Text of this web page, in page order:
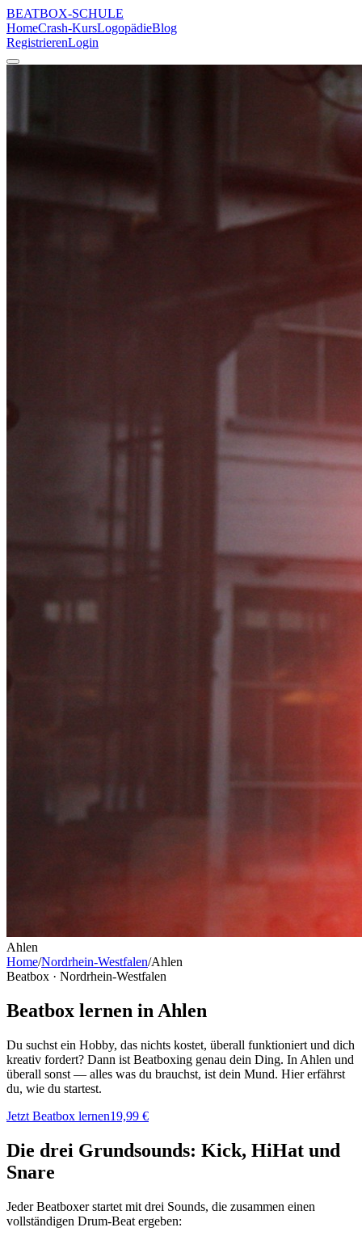
BEATBOX-SCHULE
HomeCrash-KursLogopädieBlog
RegistrierenLogin
Ahlen
Home/Nordrhein-Westfalen/Ahlen
Beatbox · Nordrhein-Westfalen
Beatbox lernen in Ahlen
Du suchst ein Hobby, das nichts kostet, überall funktioniert und dich
kreativ fordert? Dann ist Beatboxing genau dein Ding. In Ahlen und
überall sonst — alles was du brauchst, ist dein Mund. Hier erfährst
du, wie du startest.
Jetzt Beatbox lernen19,99 €
Die drei Grundsounds: Kick, HiHat und
Snare
Jeder Beatboxer startet mit drei Sounds, die zusammen einen
vollständigen Drum-Beat ergeben: